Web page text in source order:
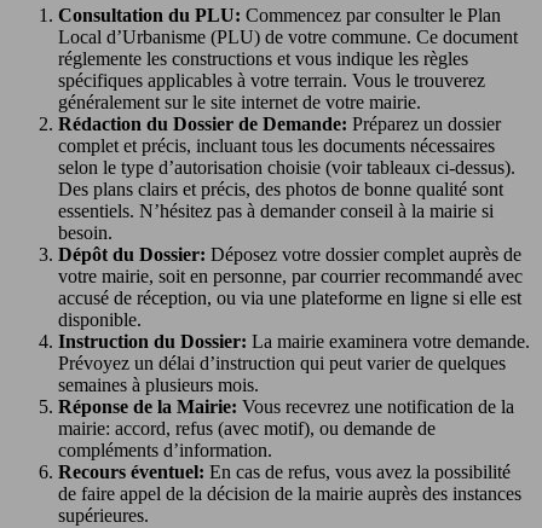
Consultation du PLU: Commencez par consulter le Plan
Local d’Urbanisme (PLU) de votre commune. Ce document
réglemente les constructions et vous indique les règles
spécifiques applicables à votre terrain. Vous le trouverez
généralement sur le site internet de votre mairie.
Rédaction du Dossier de Demande: Préparez un dossier
complet et précis, incluant tous les documents nécessaires
selon le type d’autorisation choisie (voir tableaux ci-dessus).
Des plans clairs et précis, des photos de bonne qualité sont
essentiels. N’hésitez pas à demander conseil à la mairie si
besoin.
Dépôt du Dossier: Déposez votre dossier complet auprès de
votre mairie, soit en personne, par courrier recommandé avec
accusé de réception, ou via une plateforme en ligne si elle est
disponible.
Instruction du Dossier: La mairie examinera votre demande.
Prévoyez un délai d’instruction qui peut varier de quelques
semaines à plusieurs mois.
Réponse de la Mairie: Vous recevrez une notification de la
mairie: accord, refus (avec motif), ou demande de
compléments d’information.
Recours éventuel: En cas de refus, vous avez la possibilité
de faire appel de la décision de la mairie auprès des instances
supérieures.